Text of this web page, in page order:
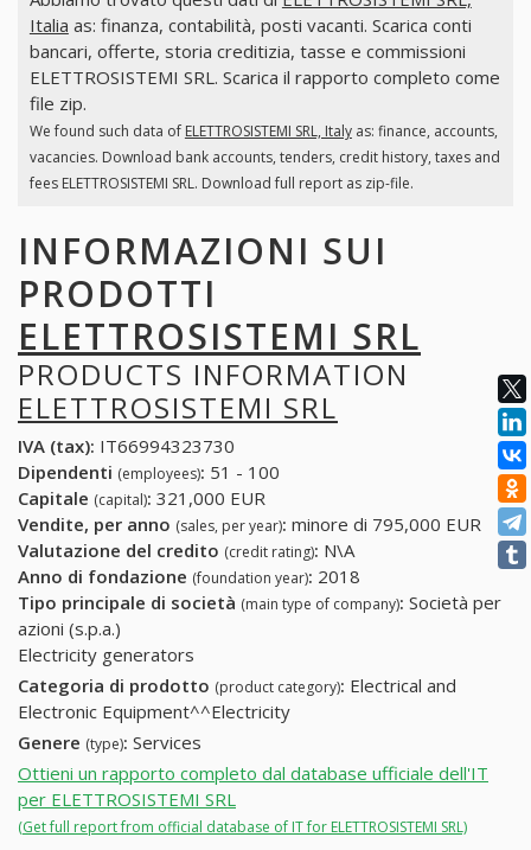
Italia as: finanza, contabilità, posti vacanti. Scarica conti
bancari, offerte, storia creditizia, tasse e commissioni
ELETTROSISTEMI SRL. Scarica il rapporto completo come
file zip.
We found such data of ELETTROSISTEMI SRL, Italyas: finance, accounts,
vacancies. Download bank accounts, tenders, credit history, taxes and
fees ELETTROSISTEMI SRL. Download full report as zip-file.
INFORMAZIONI SUI
PRODOTTI
ELETTROSISTEMI SRL
PRODUCTS INFORMATION
ELETTROSISTEMI SRL
IVA (tax): IT66994323730
Dipendenti (employees): 51 - 100
Capitale (capital): 321,000 EUR
Vendite, per anno (sales, per year): minore di 795,000 EUR
Valutazione del credito (credit rating): N\A
Anno di fondazione (foundation year): 2018
Tipo principale di società (main type of company): Società per
azioni (s.p.a.)
Electricity generators
Categoria di prodotto (product category): Electrical and
Electronic Equipment^^Electricity
Genere (type): Services
Ottieni un rapporto completo dal database ufficiale dell'IT
per ELETTROSISTEMI SRL
(Get full report from official database of IT for ELETTROSISTEMI SRL)